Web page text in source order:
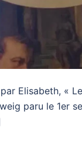
Elisabeth, «
paru le 1er